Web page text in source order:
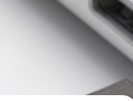
ากนี้ยังมีสิ่งที่น่ากลัวไม่น้อยไป
อ หมายเลขบัตรเครดิต และการ
identifying information
ยละเอียดจากโปรไฟล์ของนักท่อง
เวลาในการเช็กอิน, เดินทางมา
สั่งอะไรไปทานในห้องโรงแรม
หม่ในอนาคตด้วยจุดเด่นที่เสียบ
นใจคือ ทำไม USB-A ถึงไม่
งด้านตั้งแต่แรกล่ะ? Ajay Bhatt
Intel ได้ตอบคำถามกับทาง
A ทำไมถึงไม่ทำให้สามารถใช้
ตอบว่า (ในสมัยนั้น) การทำ
งสองด้าน จะต้องเพิ่มสายไฟ